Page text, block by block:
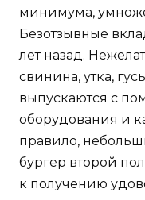
минимума,
Безотзывные
лет назад.
свинина, утка,
выпускаются с
оборудования и
правило,
бургер второй
к получению